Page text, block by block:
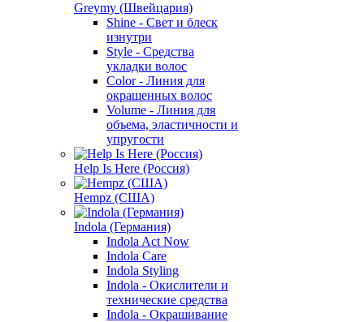
Greymy (Швейцария)
Shine - Свет и блеск
изнутри
Style - Средства
укладки волос
Color - Линия для
окрашенных волос
Volume - Линия для
объема, эластичности и
упругости
Help Is Here (Россия)
Hempz (США)
Indola (Германия)
Indola Act Now
Indola Care
Indola Styling
Indola - Окислители и
технические средства
Indola - Окрашивание